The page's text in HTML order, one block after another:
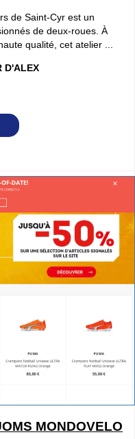
de Saint-Cyr est un
de deux-roues. À
qualité, cet atelier ...
D'ALEX
MONDOVELO